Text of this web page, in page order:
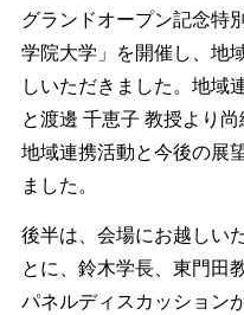
グランドオープン記念特
学院大学」を開催し、地
しいただきました。地域
と渡邊 千恵子 教授より
地域連携活動と今後の展
ました。
後半は、会場にお越しい
とに、鈴木学長、東門田
パネルディスカッション